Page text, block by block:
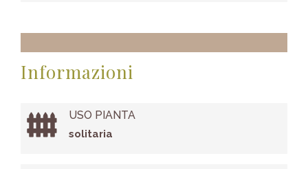
Informazioni
USO PIANTA
solitaria